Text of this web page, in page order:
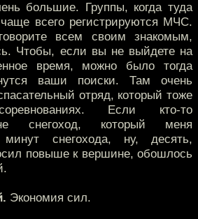
большие. Группы, когда туда
всего регистрируются МЧС.
всем своим знакомым,
Чтобы, если вы не выйдете на
время, можно было тогда
ваши поиски. Там очень
отряд, который тоже
Если кто-то
снегоход, который меня
снегохода, ну, десять,
повыше к вершине, обошлось
Экономия сил.